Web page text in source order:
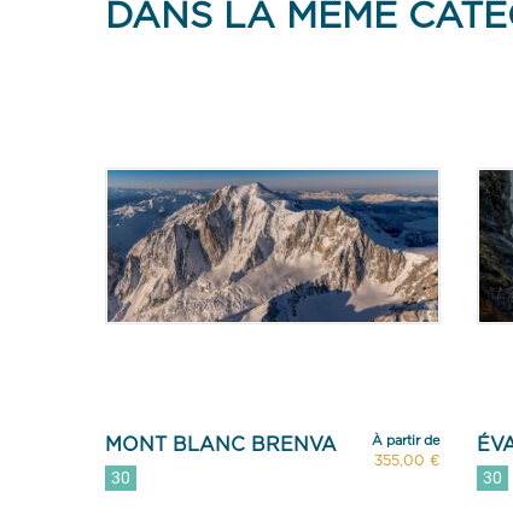
DANS LA MÊME
MONT BLANC BRENVA À partir de
355,00 €
30 30